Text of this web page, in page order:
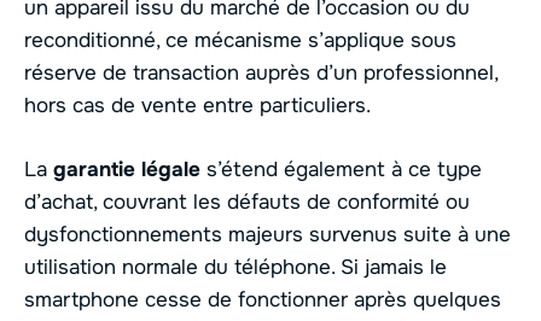
un appareil issu du marché de l’occasion ou du
reconditionné, ce mécanisme s’applique sous
réserve de transaction auprès d’un professionnel,
hors cas de vente entre particuliers.
La garantie légale s’étend également à ce type
d’achat, couvrant les défauts de conformité ou
dysfonctionnements majeurs survenus suite à une
utilisation normale du téléphone. Si jamais le
smartphone cesse de fonctionner après quelques